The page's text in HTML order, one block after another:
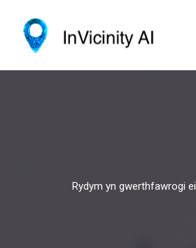
Rydym yn gwerthfawrogi